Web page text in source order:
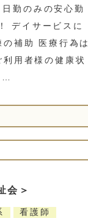
勤のみの安心勤
デイサービスに
補助 医療行為は
用者様の健康状
…
会＞
看護師